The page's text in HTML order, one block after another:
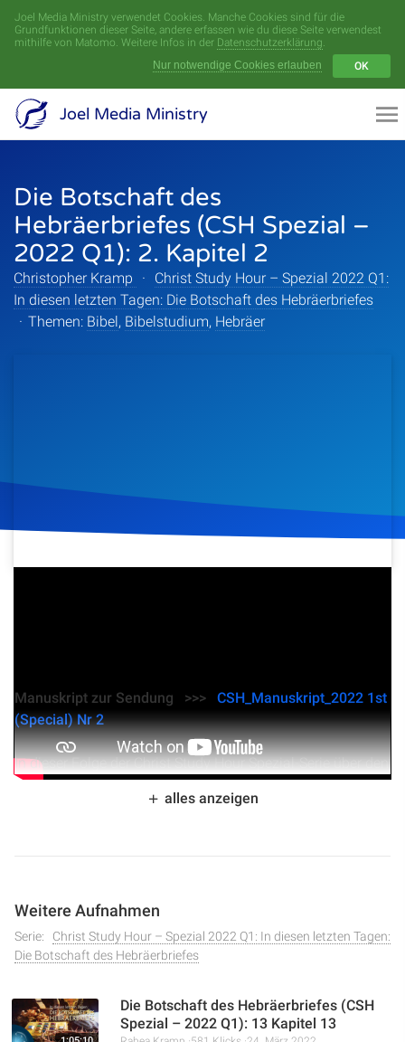
Joel Media Ministry verwendet Cookies. Manche Cookies sind für die
Grundfunktionen dieser Seite, andere erfassen wie du diese Seite verwendest
mithilfe von Matomo. Weitere Infos in der Datenschutzerklärung.
Nur notwendige Cookies erlauben
OK
Joel Media Ministry
Die Botschaft des
Hebräerbriefes (CSH Spezial –
2022 Q1): 2. Kapitel 2
Christopher Kramp ·
Christ Study Hour – Spezial 2022 Q1:
In diesen letzten Tagen: Die Botschaft des Hebräerbriefes
· Themen: Bibel, Bibelstudium, Hebräer
Manuskript zur Sendung >>> CSH_Manuskript_2022 1st
(Special) Nr 2
In dieser Folge der Christ Study Hour Spezial-Serie über den
Hebräerbrief taucht Christopher Kramp tief in das zweite
Kapitel ein. Er beleuchtet die Schlussfolgerungen aus dem
bestätigt wurde und wie es die ursprüngliche Bestimmung
des Menschen als Herrscher über die Schöpfung
wiederherstellt.
alles anzeigen
Weitere Aufnahmen
Serie:
Christ Study Hour – Spezial 2022 Q1: In diesen letzten Tagen:
Die Botschaft des Hebräerbriefes
Die Botschaft des Hebräerbriefes (CSH
Spezial – 2022 Q1): 13 Kapitel 13
Menü
Videoarchiv
Sprecher
Themen